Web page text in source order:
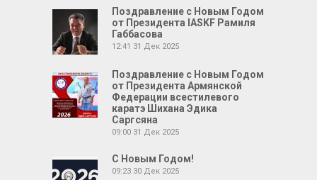
Поздравление с Новым Годом
от Президента IASKF Рамиля
Габбасова
12:41 31 Дек 2025
Поздравление с Новым Годом
от Президента Армянской
Федерации всестилевого
каратэ Шихана Эдика
Саргсяна
09:00 31 Дек 2025
С Новым Годом!
09:23 30 Дек 2025